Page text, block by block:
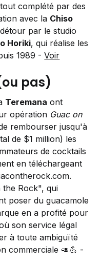
complété par des
avec la Chiso
par le studio
Horiki, qui réalise les
1989 -Voir
pas)
Teremana ont
opération Guac on
rembourser jusqu'à
de $1 million) les
de cocktails
en téléchargeant
Rock", qui
poser du guacamole
en a profité pour
son service légal
à toute ambiguïté
commerciale 🥑💪 -